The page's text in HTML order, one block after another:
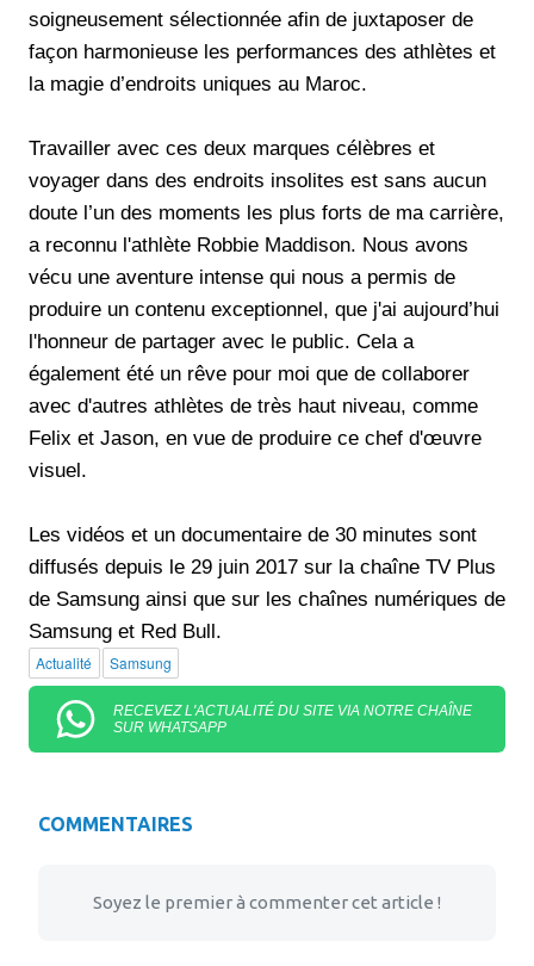
soigneusement sélectionnée afin de juxtaposer de
façon harmonieuse les performances des athlètes et
la magie d’endroits uniques au Maroc.
Travailler avec ces deux marques célèbres et
voyager dans des endroits insolites est sans aucun
doute l’un des moments les plus forts de ma carrière,
a reconnu l'athlète Robbie Maddison. Nous avons
vécu une aventure intense qui nous a permis de
produire un contenu exceptionnel, que j'ai aujourd’hui
l'honneur de partager avec le public. Cela a
également été un rêve pour moi que de collaborer
avec d'autres athlètes de très haut niveau, comme
Felix et Jason, en vue de produire ce chef d'œuvre
visuel.
Les vidéos et un documentaire de 30 minutes sont
diffusés depuis le 29 juin 2017 sur la chaîne TV Plus
de Samsung ainsi que sur les chaînes numériques de
Samsung et Red Bull.
Actualité Samsung
RECEVEZ L'ACTUALITÉ DU SITE VIA NOTRE CHAÎNE
SUR WHATSAPP
COMMENTAIRES
Soyez le premier à commenter cet article !